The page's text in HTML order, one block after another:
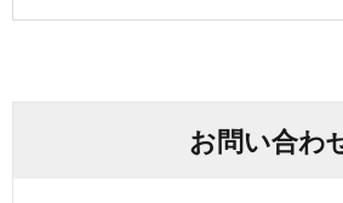
お問い合わ